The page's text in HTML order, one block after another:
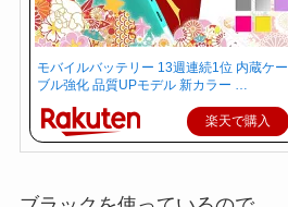
モバイルバッテリー 13週連続1位 内蔵ケー
ブル強化 品質UPモデル 新カラー …
楽天で購入